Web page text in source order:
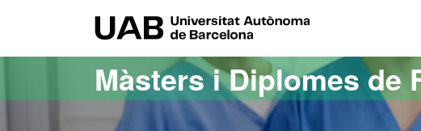
Màsters i Diplomes de